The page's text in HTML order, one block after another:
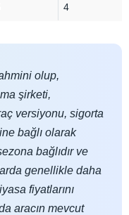
4
olup,
şirketi,
versiyonu, sigorta
bağlı olarak
bağlıdır ve
genellikle daha
fiyatlarını
aracın mevcut